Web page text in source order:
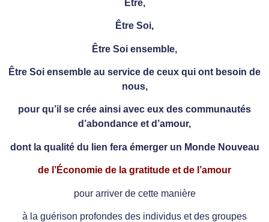
Être,
Être Soi,
Être Soi ensemble,
Être Soi ensemble au service de ceux qui ont besoin de
nous,
pour qu’il se crée ainsi avec eux des communautés
d’abondance et d’amour,
dont la qualité du lien fera émerger un Monde Nouveau
de l’Économie de la gratitude et de l’amour
pour arriver de cette manière
à la guérison profondes des individus et des groupes